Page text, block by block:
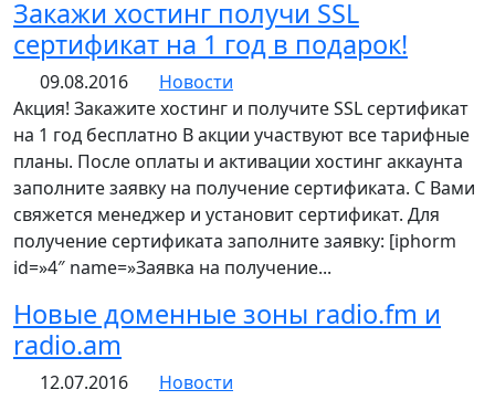
Закажи хостинг получи SSL
сертификат на 1 год в подарок!
09.08.2016
Новости
Акция! Закажите хостинг и получите SSL сертификат
на 1 год бесплатно В акции участвуют все тарифные
планы. После оплаты и активации хостинг аккаунта
заполните заявку на получение сертификата. С Вами
свяжется менеджер и установит сертификат. Для
получение сертификата заполните заявку: [iphorm
id=»4″ name=»Заявка на получение...
Новые доменные зоны radio.fm и
radio.am
12.07.2016
Новости